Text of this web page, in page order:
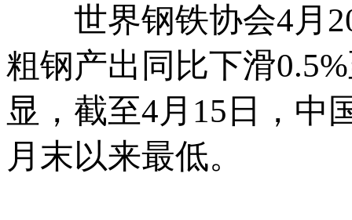
世界钢铁协会4月20
粗钢产出同比下滑
显，截至4月15日，中
月末以来最低。